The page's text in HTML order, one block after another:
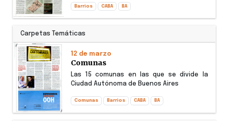
Barrios CABA BA
Carpetas Temáticas
12 de marzo
Comunas
Las 15 comunas en las que se divide la
Ciudad Autónoma de Buenos Aires
Comunas Barrios CABA BA